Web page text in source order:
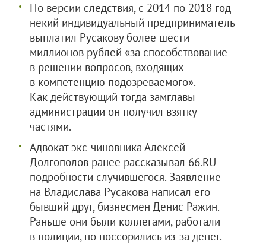
По версии следствия, с 2014 по 2018 год
некий индивидуальный предприниматель
выплатил Русакову более шести
миллионов рублей «за способствование
в решении вопросов, входящих
в компетенцию подозреваемого».
Как действующий тогда замглавы
администрации он получил взятку
частями.
Адвокат экс-чиновника Алексей
Долгополов ранее рассказывал 66.RU
подробности случившегося. Заявление
на Владислава Русакова написал его
бывший друг, бизнесмен Денис Ражин.
Раньше они были коллегами, работали
в полиции, но поссорились из-за денег.